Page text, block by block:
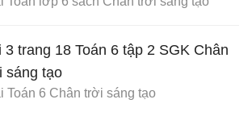
3 trang 18 Toán 6 tập 2 SGK Chân
sáng tạo
Toán 6 Chân trời sáng tạo